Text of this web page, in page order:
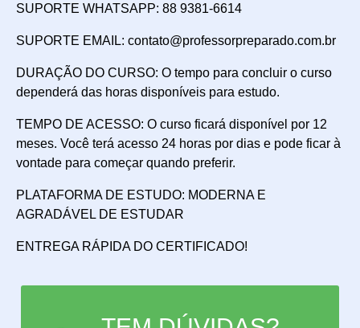
SUPORTE WHATSAPP: 88 9381-6614
SUPORTE EMAIL: contato@professorpreparado.com.br
DURAÇÃO DO CURSO: O tempo para concluir o curso
dependerá das horas disponíveis para estudo.
TEMPO DE ACESSO: O curso ficará disponível por 12
meses. Você terá acesso 24 horas por dias e pode ficar à
vontade para começar quando preferir.
PLATAFORMA DE ESTUDO: MODERNA E
AGRADÁVEL DE ESTUDAR
ENTREGA RÁPIDA DO CERTIFICADO!